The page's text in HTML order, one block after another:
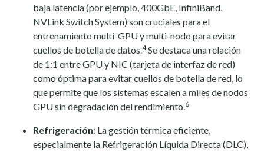
baja latencia (por ejemplo, 400GbE, InfiniBand,
NVLink Switch System) son cruciales para el
entrenamiento multi-GPU y multi-nodo para evitar
cuellos de botella de datos.4Se destaca una relación
de 1:1 entre GPU y NIC (tarjeta de interfaz de red)
como óptima para evitar cuellos de botella de red, lo
que permite que los sistemas escalen a miles de nodos
GPU sin degradación del rendimiento.6
Refrigeración: La gestión térmica eficiente,
especialmente la Refrigeración Líquida Directa (DLC),